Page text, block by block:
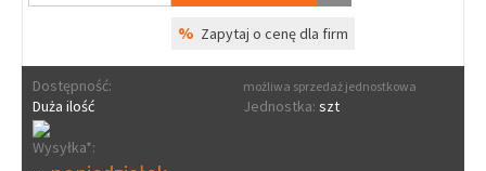
% Zapytaj o cenę dla firm
Dostępność:
Duża ilość
możliwa sprzedaż jednostkowa
Jednostka: szt
Wysyłka*: